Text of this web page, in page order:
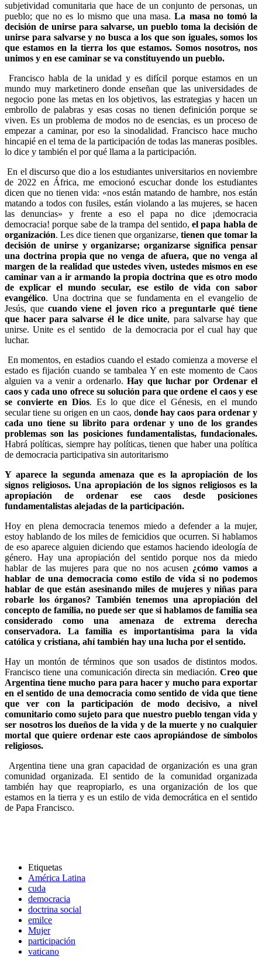
subjetividad comunitaria que hace de un conjunto de personas, un
pueblo; que no es lo mismo que una masa. La masa no tomó la
decisión de unirse para salvarse, un pueblo toma la decisión de
unirse para salvarse y no busca a los que son iguales, somos los
que estamos en la tierra los que estamos. Somos nosotros, nos
unimos y en ese caminar se va constituyendo un pueblo.
Francisco habla de la unidad y es difícil porque estamos en un
mundo muy marketinero donde enseñan que las universidades de
negocio pone las metas en los objetivos, las estrategias y hacen un
embrollo de palabras y esas cosas no tienen definición porque se
viven. Es un problema de modos no de esencias, es un proceso de
empezar a caminar, por eso la sinodalidad. Francisco hace mucho
hincapié en el tema de la participación de todas las maneras posibles.
lo dice y también el por qué llama a la participación.
En el discurso que dio a los estudiantes universitarios en noviembre
de 2022 en África, me emocionó escuchar donde los estudiantes
dicen que no tienen vida: «nos están matando de hambre, nos están
matando a todos con fusiles, están violando a las mujeres, se hacen
las denuncias» y frente a eso el papa no dice ¡democracia
democracia! porque sabe de la trampa del sentido,el papa habla de
organización. Les dice tienen que organizarse, tienen que tomar la
decisión de unirse y organizarse; organizarse significa pensar
una doctrina propia que no venga de afuera, que no venga al
margen de la realidad que ustedes viven, ustedes mismos en ese
caminar van a ir armando la propia doctrina que es otro modo
de explicar el mundo secular, ese estilo de vida con sabor
evangélico. Una doctrina que se fundamenta en el evangelio de
Jesús, que cuando viene el joven rico a preguntarle qué tiene
que hacer para salvarse él le dice unite, para salvarse hay que
unirse. Unite es el sentido de la democracia por el cual hay que
luchar.
En momentos, en estadios cuando el estado comienza a moverse el
estado es fijación cuando se tambalea Y en este momento de Caos
alguien va a venir a ordenarlo.Hay que luchar por Ordenar el
caos y cada uno ofrece su solución para que ordene el caos y ese
se convierte en Dios. Es lo que dice el Génesis, en el mundo
secular tiene su origen en un caos, donde hay caos para ordenar y
cada uno tiene su librito para ordenar y uno de los grandes
problemas son las posiciones fundamentalistas, fundacionales.
Habrá políticas, siempre hay políticas, tienen que haber una política
de democracia participativa sin autoritarismo
Y aparece la segunda amenaza que es la apropiación de los
signos religiosos. Una apropiación de los signos religiosos es la
apropiación de ordenar ese caos desde posiciones
fundamentalistas alejadas de la participación.
Hoy en plena democracia tenemos miedo a defender a la mujer,
estoy hablando de los miles de femicidios que ocurren. Si hablamos
de eso aparece alguien diciendo que estamos haciendo ideología de
género. Hay una apropiación del sentido porque nos da miedo
hablar de las mujeres para que no nos acusen ¿cómo vamos a
hablar de una democracia como estilo de vida si no podemos
hablar de que están asesinando miles de mujeres y niñas para
robarle los órganos? También tenemos una apropiación del
concepto de familia, no puede ser que si hablamos de familia sea
considerado como una amenaza de extrema derecha
conservadora. La familia es importantísima para la vida
católica y cristiana, ahí también hay una lucha por el sentido.
Hay un montón de términos que son usados de distintos modos.
Francisco tiene una comunicación directa sin mediación. Creo que
Argentina tiene mucho para para hacer y mucho para exportar
en el sentido de una democracia como sentido de vida que tiene
que ver con la participación de modo decisivo, a nivel
comunitario como sujeto para que nuestro pueblo tengan vida y
ser nosotros los dueños de la vida y de la muerte y no cualquier
mortal que quiere ordenar este caos apropiándose de símbolos
religiosos.
Argentina tiene una gran capacidad de organización es una gran
comunidad organizada. El sentido de la comunidad organizada
también hay que reapropiarlo, es una organización de los que
estamos en la tierra y es un estilo de vida democrática en el sentido
de Papa Francisco.
Etiquetas
América Latina
cuda
democracia
doctrina social
emilce
Mujer
participación
vaticano